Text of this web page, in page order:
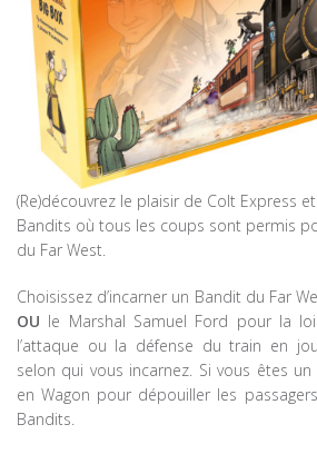
(Re)découvrez le plaisir de Colt Express
Bandits où tous les coups sont permis
du Far West.
Choisissez d’incarner un Bandit du Far
OU le Marshal Samuel Ford pour la loi
l’attaque ou la défense du train en
selon qui vous incarnez. Si vous êtes
en Wagon pour dépouiller les
Bandits.